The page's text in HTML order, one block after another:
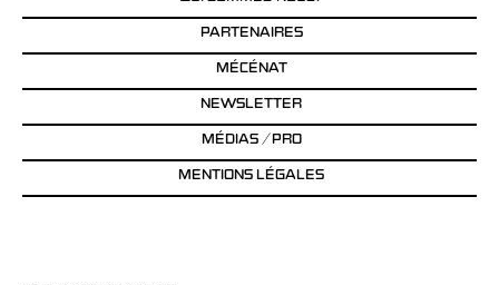
PARTENAIRES
MÉCÉNAT
NEWSLETTER
MÉDIAS / PRO
MENTIONS LÉGALES